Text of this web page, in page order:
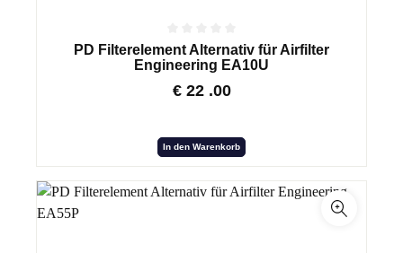
PD Filterelement Alternativ für Airfilter
Engineering EA10U
€ 22 .00
In den Warenkorb